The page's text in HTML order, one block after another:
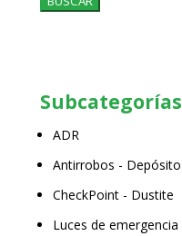
Subcategorías
ADR
Antirrobos - Depósito
CheckPoint - Dustite
Luces de emergencia